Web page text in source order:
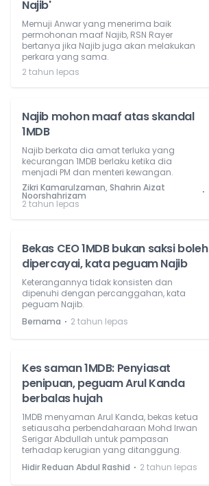
Najib'
Memuji Anwar yang menerima baik
permohonan maaf Najib, RSN Rayer
bertanya jika Najib juga akan melakukan
perkara yang sama.
2 tahun lepas
Najib mohon maaf atas skandal
1MDB
Najib berkata dia amat terluka yang
kecurangan 1MDB berlaku ketika dia
menjadi PM dan menteri kewangan.
Zikri Kamarulzaman, Shahrin Aizat
Noorshahrizam ⋅
2 tahun lepas
Bekas CEO 1MDB bukan saksi boleh
dipercayai, kata peguam Najib
Keterangannya tidak konsisten dan
dipenuhi dengan percanggahan, kata
peguam Najib.
Bernama ⋅ 2 tahun lepas
Kes saman 1MDB: Penyiasat
penipuan, peguam Arul Kanda
berbalas hujah
1MDB menyaman Arul Kanda, bekas ketua
setiausaha perbendaharaan Mohd Irwan
Serigar Abdullah untuk pampasan
terhadap kerugian yang ditanggung.
Hidir Reduan Abdul Rashid ⋅ 2 tahun lepas